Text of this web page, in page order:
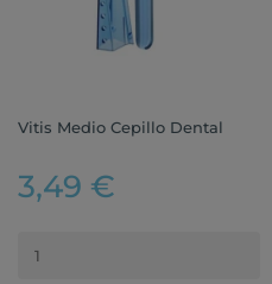
Vitis Medio Cepillo Dental
3,49 €